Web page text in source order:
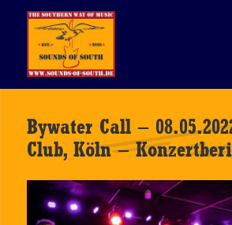
Bywater Call –
Club, Köln –